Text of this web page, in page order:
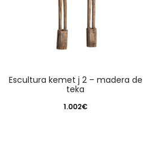
escultura kemet j 2 – madera de
teka
1.002€